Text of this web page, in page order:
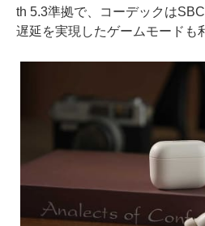
th 5.3準拠で、コーデックは
遅延を実現したゲームモードも